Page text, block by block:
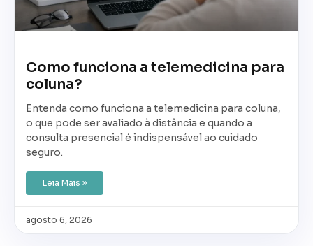
Como funciona a telemedicina para
coluna?
Entenda como funciona a telemedicina para coluna,
o que pode ser avaliado à distância e quando a
consulta presencial é indispensável ao cuidado
seguro.
Leia Mais »
agosto 6, 2026